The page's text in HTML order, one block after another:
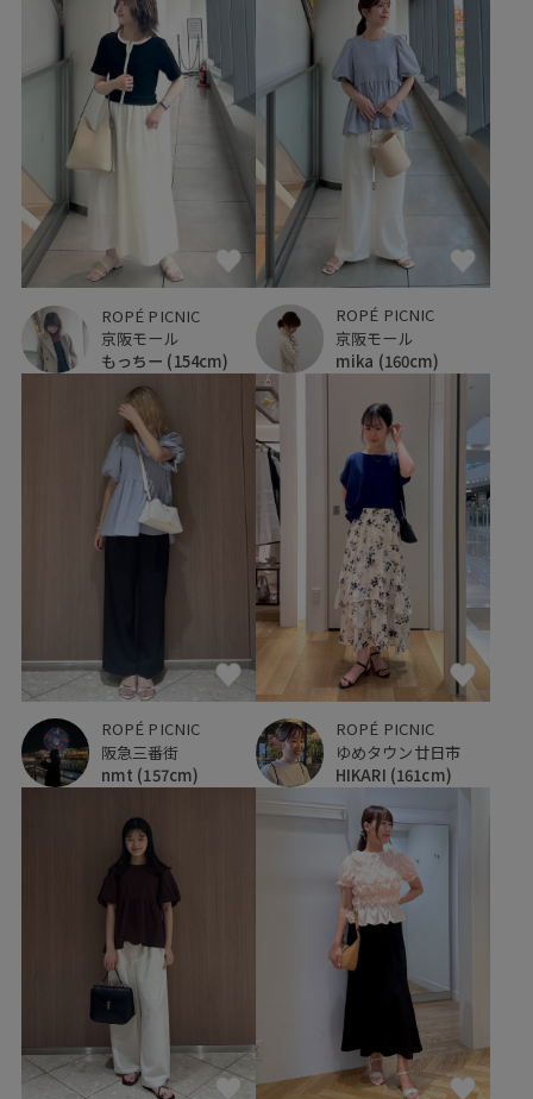
ROPÉ PICNIC
京阪モール
もっちー (154cm)
ROPÉ PICNIC
京阪モール
mika (160cm)
ROPÉ PICNIC
阪急三番街
nmt (157cm)
ROPÉ PICNIC
ゆめタウン廿日市
HIKARI (161cm)